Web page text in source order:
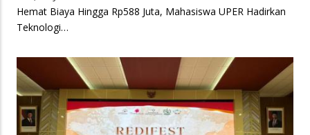
Hemat Biaya Hingga Rp588 Juta, Mahasiswa UPER Hadirkan
Teknologi…